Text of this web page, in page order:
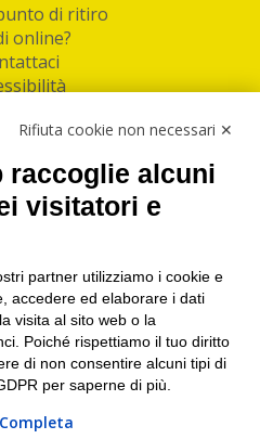
di ritiro
online?
pacchi nelle
italiane
Bologna|Firenze| Genova
|Varese
Rifiuta cookie non necessari ✕
raccoglie alcuni
visitatori e
partner utilizziamo i cookie e
accedere ed elaborare i dati
visita al sito web o la
Poiché rispettiamo il tuo diritto
di non consentire alcuni tipi di
per saperne di più.